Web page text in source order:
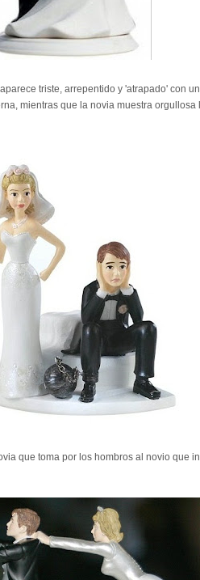
triste, arrepentido y 'atrapado' con
mientras que la novia muestra orgullosa
que toma por los hombros al novio que